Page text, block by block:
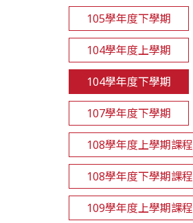
105學年度下學期
104學年度上學期
104學年度下學期
107學年度下學期
108學年度上學期課程
108學年度下學期課程
109學年度上學期課程